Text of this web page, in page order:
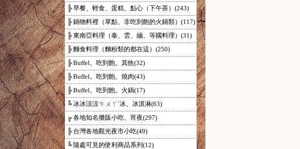
╠ 早餐、輕食、蛋糕、點心（下午茶）(243)
╠ 鍋物料裡（單點、非吃到飽的火鍋類）(117)
╠ 東南亞料理（泰、雲、緬、等國料理）(31)
╠ 麵食料理（麵粉類的都在這）(250)
╠ Buffel。吃到飽。其他(32)
╠ Buffel。吃到飽。燒肉(43)
╠ Buffel。吃到飽。火鍋(17)
╚ 冰冰涼涼ㄘㄨㄚˋ冰、冰淇淋(63)
╔ 各地知名攤販小吃、宵夜(297)
╠ 台灣各地觀光夜市小吃(49)
╚ 隨處可見的便利商品系列(12)